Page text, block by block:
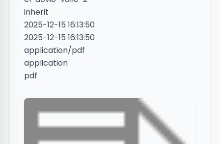
inherit
2025-12-15 16:13:50
2025-12-15 16:13:50
application/pdf
application
pdf